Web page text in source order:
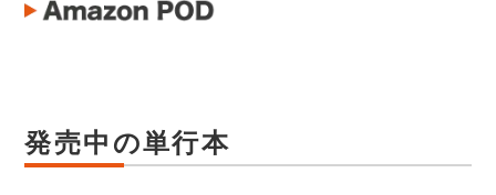
発売中の単行本